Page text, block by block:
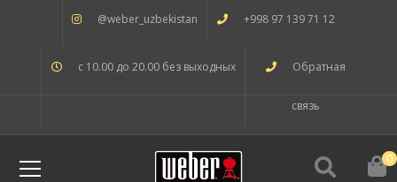
@weber_uzbekistan +998 97 139 71 12
с 10.00 до 20.00 без выходных Обратная
связь
0